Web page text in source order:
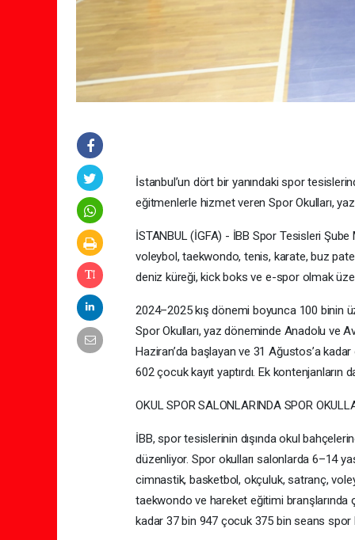
İstanbul’un dört bir yanındaki spor
eğitmenlerle hizmet veren Spor Okulları,
İSTANBUL (İGFA) - İBB Spor Tesisleri
voleybol, taekwondo, tenis, karate, buz
deniz küreği, kick boks ve e-spor olmak
2024–2025 kış dönemi boyunca 100 binin
Spor Okulları, yaz döneminde Anadolu ve
Haziran’da başlayan ve 31 Ağustos’a
602 çocuk kayıt yaptırdı. Ek kontenjanların
OKUL SPOR SALONLARINDA SPOR
İBB, spor tesislerinin dışında okul
düzenliyor. Spor okulları salonlarda 6–14
cimnastik, basketbol, okçuluk, satranç,
taekwondo ve hareket eğitimi branşlarında
kadar 37 bin 947 çocuk 375 bin seans spor